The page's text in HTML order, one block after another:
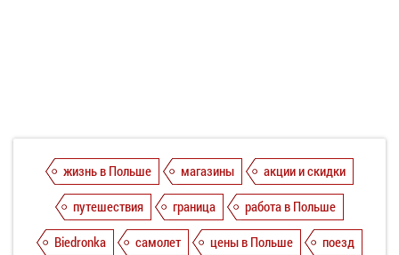
жизнь в Польше магазины
акции и скидки
путешествия
граница
работа в Польше
Biedronka
самолет цены в Польше
поезд